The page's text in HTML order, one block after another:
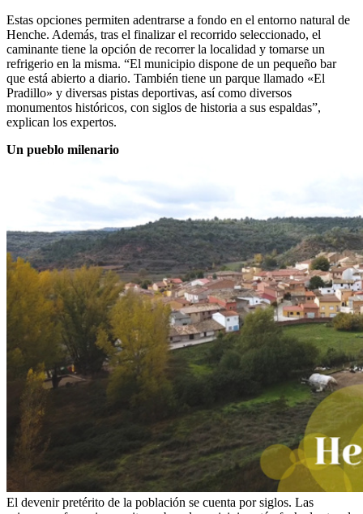
Estas opciones permiten adentrarse a fondo en el entorno natural de
Henche. Además, tras el finalizar el recorrido seleccionado, el
caminante tiene la opción de recorrer la localidad y tomarse un
refrigerio en la misma. “El municipio dispone de un pequeño bar
que está abierto a diario. También tiene un parque llamado «El
Pradillo» y diversas pistas deportivas, así como diversos
monumentos históricos, con siglos de historia a sus espaldas”,
explican los expertos.
Un pueblo milenario
El devenir pretérito de la población se cuenta por siglos. Las